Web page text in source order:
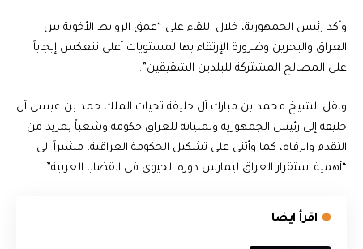
وأكد رئيس الجمهورية، خلال اللقاء على “عمق الروابط الأخوية بين
العراق والبحرين وضرورة الإرتقاء بها لمستويات أعلى تنعكس إيجاباً
على المصالح المشتركة للبلدين الشقيقين”.
ونقل الشيخ محمد بن مبارك آل خليفة تحيات الملك حمد بن عيسى آل
خليفة إلى رئيس الجمهورية وتمنياته للعراق حكومة وشعباً بمزيد من
التقدم والرفاه، كما وأثنى على تشكيل الحكومة العراقية، مشيراً الى
“أهمية استقرار العراق ليمارس دوره الحيوي في القضايا العربية”.
اقرأ ايضا